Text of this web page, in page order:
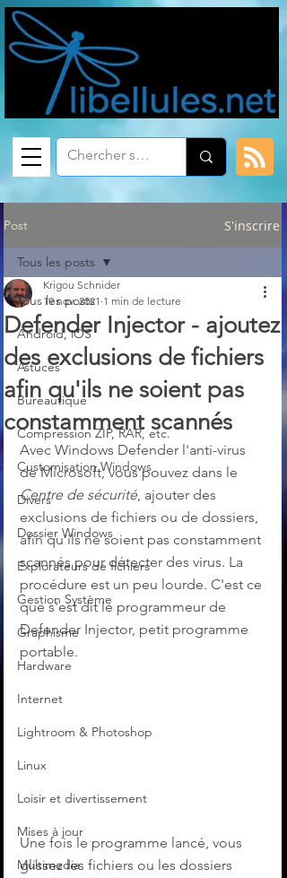
Post S'inscrire
Tous les posts
Android, iOS
Astuces
Bureautique
Compression ZIP, RAR, etc.
Customisation Windows
Divers
Dossier Windows
Explorateurs de fichiers
Gestion Système
Graphisme
Hardware
Internet
Lightroom & Photoshop
Linux
Loisir et divertissement
Mises à jour
Multimedia
Tous les posts
Defender Injector - ajoutez
des exclusions de fichiers
afin qu'ils ne soient pas
constamment scannés
Krigou Schnider
19 nov. 2021 1 min de lecture
Avec Windows Defender l'anti-virus
de Microsoft, vous pouvez dans le
Centre de sécurité, ajouter des
exclusions de fichiers ou de dossiers,
afin qu’ils ne soient pas constamment
scannés pour détecter des virus. La
procédure est un peu lourde. C'est ce
que s'est dit le programmeur de
Defender Injector, petit programme
portable.
Une fois le programme lancé, vous
glissez les fichiers ou les dossiers